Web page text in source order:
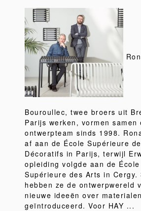
Bouroullec, twee broers uit
Parijs werken, vormen samen
ontwerpteam sinds 1998.
af aan de École Supérieure
Décoratifs in Parijs, terwijl
opleiding volgde aan de
Supérieure des Arts in Cergy.
hebben ze de ontwerpwereld
nieuwe ideeën over
geïntroduceerd. Voor HAY ...